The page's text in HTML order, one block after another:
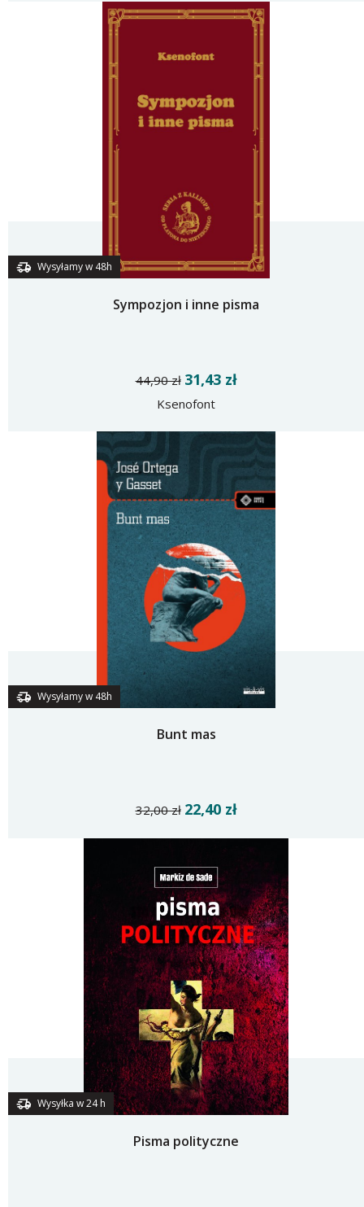
Wysyłamy w 48h
Sympozjon i inne pisma
44,90 zł 31,43 zł
Ksenofont
Wysyłamy w 48h
Bunt mas
32,00 zł 22,40 zł
Wysyłka w 24 h
Pisma polityczne